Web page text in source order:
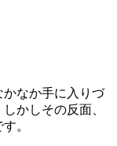
なか手に入りづ
かしその反面、
。